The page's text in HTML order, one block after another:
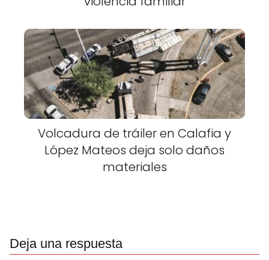
Volcadura de tráiler en Calafia y
López Mateos deja solo daños
materiales
Deja una respuesta